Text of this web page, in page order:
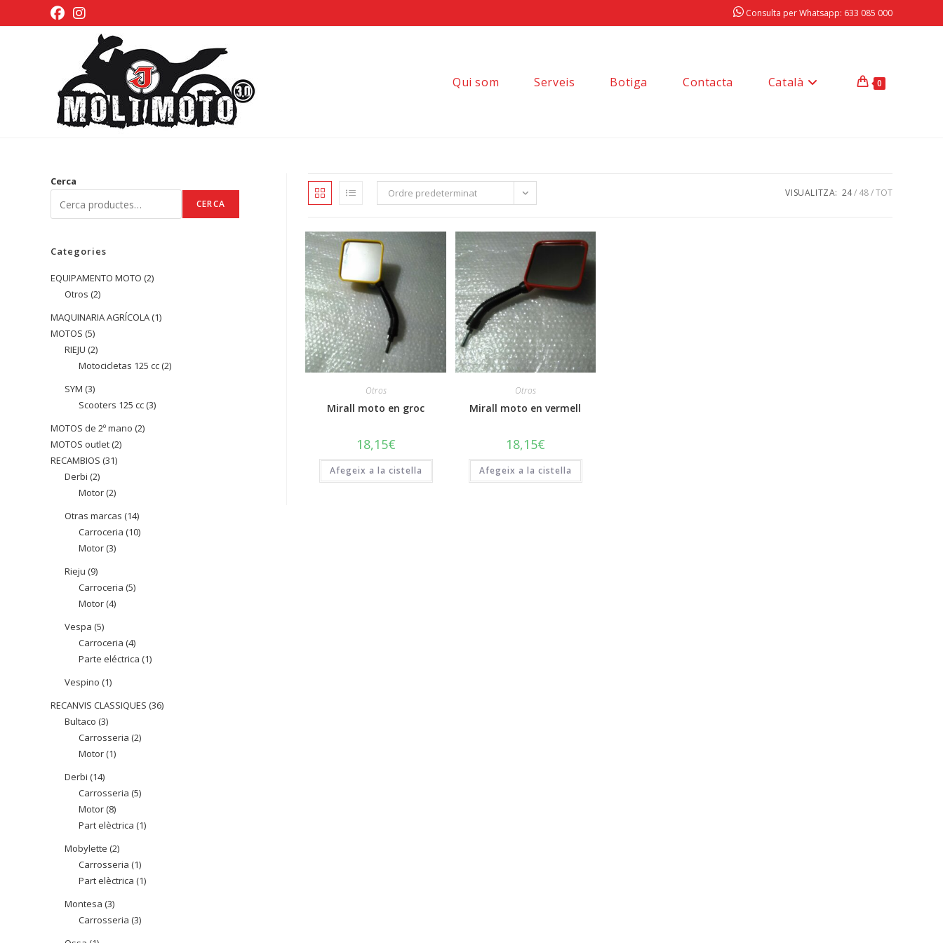
al
Consulta per Whatsapp: 633 085 000
Qui som Serveis Botiga Contacta Català 0
Ordre predeterminat VISUALITZA: 24 48 TOT
Otros
Mirall moto en groc
18,15€
Afegeix a la cistella
Otros
Mirall moto en vermell
18,15€
Afegeix a la cistella
Cerca
CERCA
Categories
EQUIPAMENTO MOTO 22
Otros 22
productes
MAQUINARIA AGRÍCOLA 11
MOTOS 55
productes
RIEJU 22
productes
Motocicletas 125 cc 22
SYM 33
productes
Scooters 125 cc 33
MOTOS de 2º mano 22
MOTOS outlet 22
RECAMBIOS 3131
Derbi 22
productes
Motor 22
productes
Otras marcas 1414
productes
Carroceria 1010
Motor 33
Rieju 99
productes
Carroceria 55
Motor 44
Vespa 55
productes
Carroceria 44
productes
Parte eléctrica 11
Vespino 11
producte
RECANVIS CLASSIQUES 3636
Bultaco 33
productes
Carrosseria 22
Motor 11
Derbi 1414
productes
Carrosseria 55
Motor 88
productes
Part elèctrica 11
Mobylette 22
productes
Carrosseria 11
producte
Part elèctrica 11
Montesa 33
productes
Carrosseria 33